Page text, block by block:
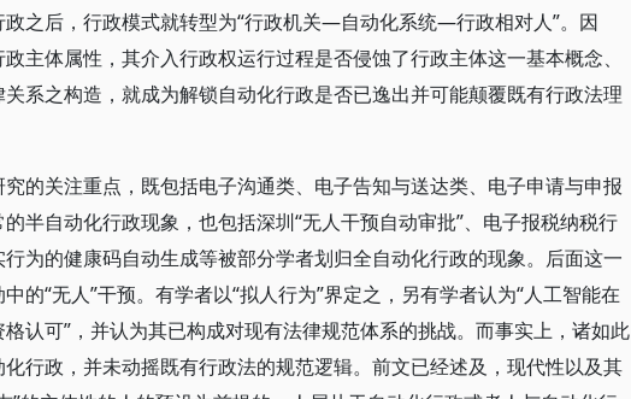
之后，行政模式就转型为“行政机关—自动化系统—行政相对人”。因
主体属性，其介入行政权运行过程是否侵蚀了行政主体这一基本概念、
系之构造，就成为解锁自动化行政是否已逸出并可能颠覆既有行政法理
的关注重点，既包括电子沟通类、电子告知与送达类、电子申请与申报
半自动化行政现象，也包括深圳“无人干预自动审批”、电子报税纳税行
为的健康码自动生成等被部分学者划归全自动化行政的现象。后面这一
的“无人”干预。有学者以“拟人行为”界定之，另有学者认为“人工智能在
认可”，并认为其已构成对现有法律规范体系的挑战。而事实上，诸如此
行政，并未动摇既有行政法的规范逻辑。前文已经述及，现代性以及其